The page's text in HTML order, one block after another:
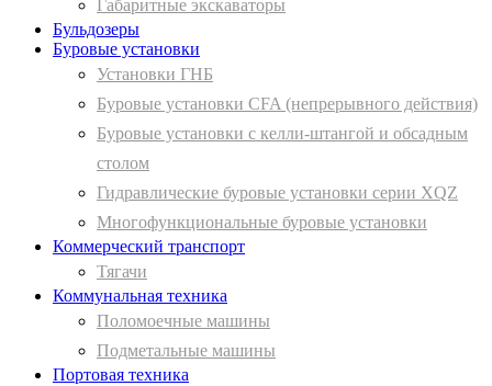
Габаритные экскаваторы
Бульдозеры
Буровые установки
Установки ГНБ
Буровые установки CFA (непрерывного действия)
Буровые установки с келли-штангой и обсадным
столом
Гидравлические буровые установки серии XQZ
Многофункциональные буровые установки
Коммерческий транспорт
Тягачи
Коммунальная техника
Поломоечные машины
Подметальные машины
Портовая техника